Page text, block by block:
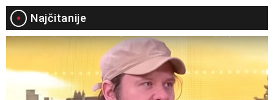
Najčitanije